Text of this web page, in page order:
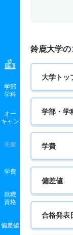
学部
学科
オー
キャン
先輩
学費
就職
資格
偏差値
鈴鹿大学
大学トッ
学部・学
学費
偏差値
合格発表